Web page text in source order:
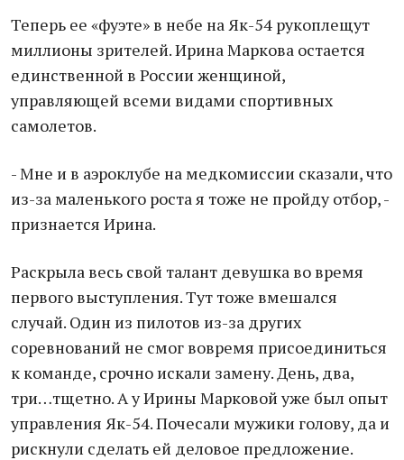
Теперь ее «фуэте» в небе на Як-54 рукоплещут
миллионы зрителей. Ирина Маркова остается
единственной в России женщиной,
управляющей всеми видами спортивных
самолетов.
- Мне и в аэроклубе на медкомиссии сказали, что
из-за маленького роста я тоже не пройду отбор, -
признается Ирина.
Раскрыла весь свой талант девушка во время
первого выступления. Тут тоже вмешался
случай. Один из пилотов из-за других
соревнований не смог вовремя присоединиться
к команде, срочно искали замену. День, два,
три…тщетно. А у Ирины Марковой уже был опыт
управления Як-54. Почесали мужики голову, да и
рискнули сделать ей деловое предложение.